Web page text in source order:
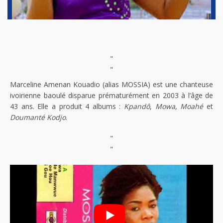
"
"
Marceline Amenan Kouadio (alias MOSSIA) est une chanteuse
ivoirienne baoulé disparue prématurément en 2003 à l’âge de
43 ans. Elle a produit 4 albums : Kpandô, Mowa, Moahéet
Doumanté Kodjo.
"
"